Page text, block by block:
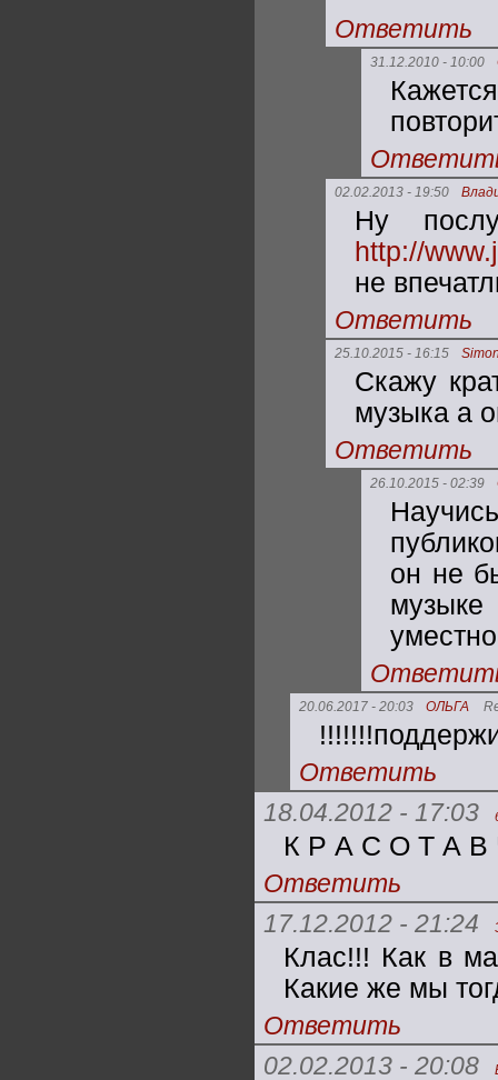
Ответить
31.12.2010 - 10:00
02.02.2013 - 19:50
Ну
http://
не
Ответить
25.10.2015 - 16:15
Скажу
музыка а
Ответить
26.10.2015 - 02:39
он не
музыке
20.06.2017 - 20:03 ОЛЬГА
Ответить
18.04.2012 - 17:03
К Р А С О Т А В
Ответить
17.12.2012 - 21:24
Клас!!! Как в
Какие же мы
Ответить
02.02.2013 - 20:08